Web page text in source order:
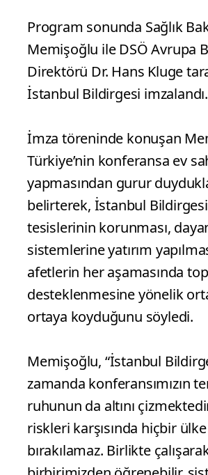
Program sonunda Sağlık
Memişoğlu ile DSÖ Avrupa
Direktörü Dr. Hans Kluge
İstanbul Bildirgesi imzalandı.
İmza töreninde konuşan
Türkiye’nin konferansa ev
yapmasından gurur
belirterek, İstanbul
tesislerinin korunması,
sistemlerine yatırım
afetlerin her aşamasında
desteklenmesine yönelik
ortaya koyduğunu söyledi.
Memişoğlu, “İstanbul
zamanda konferansımızın
ruhunun da altını
riskleri karşısında hiçbir ülke
bırakılamaz. Birlikte